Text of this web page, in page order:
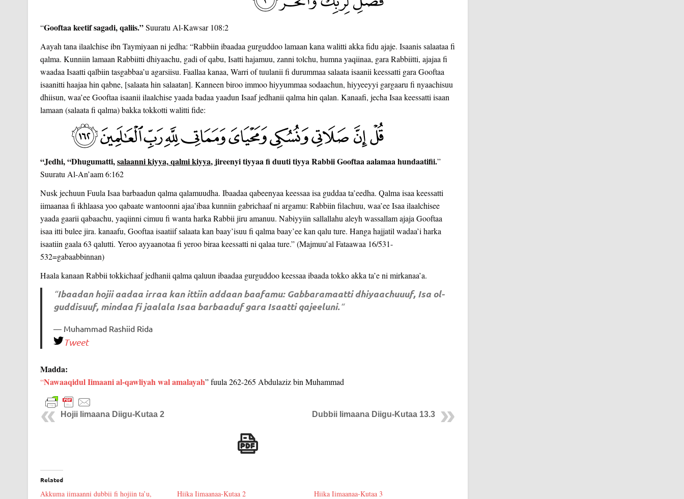
“Gooftaa keetif sagadi, qaliis.”Suuratu Al-Kawsar 108:2
Aayah tana ilaalchise ibn Taymiyaan ni jedha: “Rabbiin ibaadaa gurguddoo lamaan kana walitti akka fidu ajaje. Isaanis salaataa fi
qalma. Kunniin lamaan Rabbiitti dhiyaachu, gadi of qabu, Isatti hajamuu, zanni tolchu, humna yaqiinaa, gara Rabbiitti, ajajaa fi
waadaa Isaatti qalbiin tasgabbaa’u agarsiisu. Faallaa kanaa, Warri of tuulanii fi durummaa salaata isaanii keessatti gara Gooftaa
isaanitti haajaa hin qabne, [salaata hin salaatan]. Kanneen biroo immoo hiyyummaa sodaachun, hiyyeeyyi gargaaru fi nyaachisuu
dhiisun, waa’ee Gooftaa isaanii ilaalchise yaada badaa yaadun Isaaf jedhanii qalma hin qalan. Kanaafi, jecha Isaa keessatti isaan
lamaan (salaata fi qalma) bakka tokkotti walitti fide:
“Jedhi, “Dhugumatti,salaanni kiyya, qalmi kiyya, jireenyi tiyyaa fi duuti tiyya Rabbii Gooftaa aalamaa hundaatifii.”
Suuratu Al-An’aam 6:162
Nusk jechuun Fuula Isaa barbaadun qalma qalamuudha. Ibaadaa qabeenyaa keessaa isa guddaa ta’eedha. Qalma isaa keessatti
iimaanaa fi ikhlaasa yoo qabaate wantoonni ajaa’ibaa kunniin gabrichaaf ni argamu: Rabbiin filachuu, waa’ee Isaa ilaalchisee
yaada gaarii qabaachu, yaqiinni cimuu fi wanta harka Rabbii jiru amanuu. Nabiyyiin sallallahu aleyh wassallam ajaja Gooftaa
isaa itti bulee jira. kanaafu, Gooftaa isaatiif salaata kan baay’isuu fi qalma baay’ee kan qalu ture. Hanga hajjatil wadaa’i harka
isaatiin gaala 63 qalutti. Yeroo ayyaanotaa fi yeroo biraa keessatti ni qalaa ture.” (Majmuu’al Fataawaa 16/531-
532=gabaabbinnan)
Haala kanaan Rabbii tokkichaaf jedhanii qalma qaluun ibaadaa gurguddoo keessaa ibaada tokko akka ta’e ni mirkanaa’a.
“Ibaadan hojii aadaa irraa kan ittiin addaan baafamu: Gabbaramaatti dhiyaachuuuf, Isa ol-
guddisuuf, mindaa fi jaalala Isaa barbaaduf gara Isaatti qajeeluni.“
Muhammad Rashiid Rida
Tweet
Madda:
“Nawaaqidul Iimaani al-qawliyah wal amalayah” fuula 262-265 Abdulaziz bin Muhammad
Hojii Iimaana Diigu-Kutaa 2 Dubbii Iimaana Diigu-Kutaa 13.3
Related
Akkuma iimaanni dubbii fi hojiin ta’u, Hiika Iimaanaa-Kutaa 2 Hiika Iimaanaa-Kutaa 3